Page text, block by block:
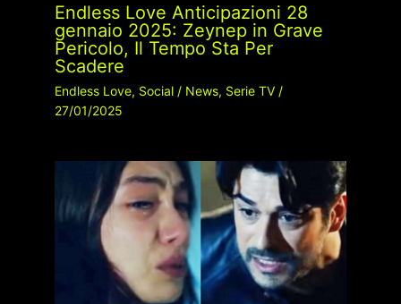
Endless Love Anticipazioni 28
gennaio 2025: Zeynep in Grave
Pericolo, Il Tempo Sta Per
Scadere
Endless Love, Social/ News, Serie TV/
27/01/2025